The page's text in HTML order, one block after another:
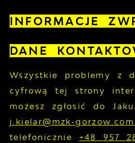
INFORMACJE
DANE
Wszystkie problemy z
cyfrową tej strony
możesz zgłosić do
j.kielar@mzk-
telefonicznie +48 957